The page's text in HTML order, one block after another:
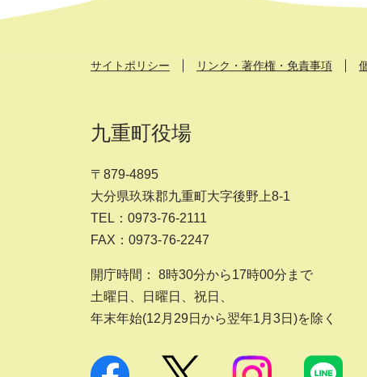
サイトポリシー リンク・著作権・免責事項
九重町役場
〒879-4895
大分県玖珠郡九重町大字後野上8-1
TEL：0973-76-2111
FAX：0973-76-2247
開庁時間： 8時30分から17時00分まで
土曜日、日曜日、祝日、
年末年始(12月29日から翌年1月3日)を除く